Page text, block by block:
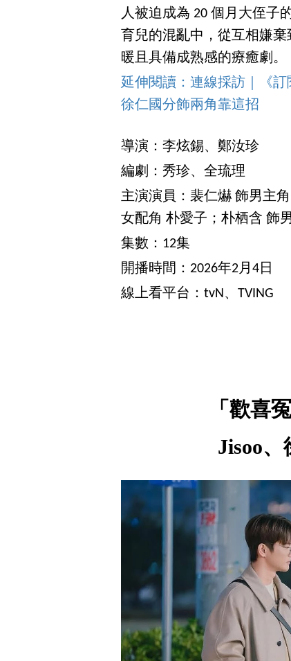
人被迫成為 20 個月大侄子
育兒的混亂中，從互相嫌
暖且具備成熟感的療癒劇。
延伸閱讀：連線採訪｜《訂
徐仁國分飾兩角靠這招
導演：李炫錫、鄭汝珍
編劇：秀珍、全琉理
主演演員：裴仁爀 飾男主
女配角 朴愛子；朴栖含 飾
集數：12集
開播時間：2026年2月4日
線上看平台：tvN、TVING
「歡喜
Jisoo、